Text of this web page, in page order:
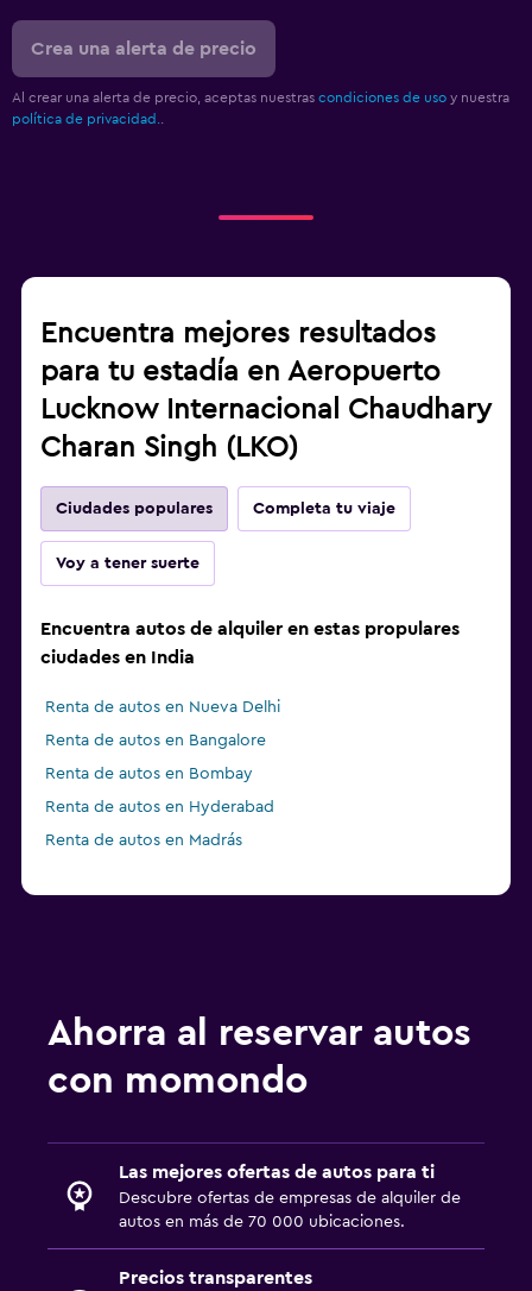
Crea una alerta de precio
Al crear una alerta de precio, aceptas nuestras condiciones de uso y nuestra
política de privacidad..
Encuentra mejores resultados
para tu estadía en Aeropuerto
Lucknow Internacional Chaudhary
Charan Singh (LKO)
Ciudades populares Completa tu viaje
Voy a tener suerte
Encuentra autos de alquiler en estas propulares
ciudades en India
Renta de autos en Nueva Delhi
Renta de autos en Bangalore
Renta de autos en Bombay
Renta de autos en Hyderabad
Renta de autos en Madrás
Ahorra al reservar autos
con momondo
Las mejores ofertas de autos para ti
Descubre ofertas de empresas de alquiler de
autos en más de 70 000 ubicaciones.
Precios transparentes